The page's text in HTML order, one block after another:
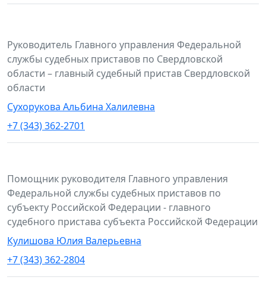
Руководитель Главного управления Федеральной
службы судебных приставов по Свердловской
области – главный судебный пристав Свердловской
области
Сухорукова Альбина Халилевна
+7 (343) 362-2701
Помощник руководителя Главного управления
Федеральной службы судебных приставов по
субъекту Российской Федерации - главного
судебного пристава субъекта Российской Федерации
Кулишова Юлия Валерьевна
+7 (343) 362-2804